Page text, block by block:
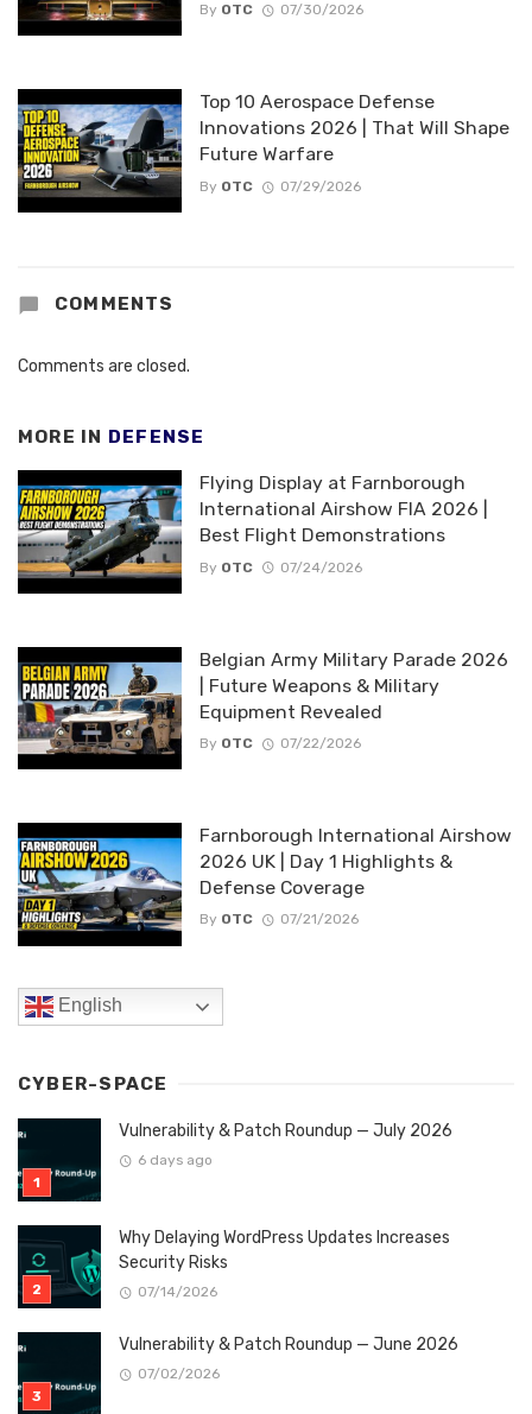
By OTC 07/30/2026
Top 10 Aerospace Defense
Innovations 2026 | That Will Shape
Future Warfare
By OTC 07/29/2026
COMMENTS
Comments are closed.
MORE IN DEFENSE
Flying Display at Farnborough
International Airshow FIA 2026 |
Best Flight Demonstrations
By OTC 07/24/2026
Belgian Army Military Parade 2026
| Future Weapons & Military
Equipment Revealed
By OTC 07/22/2026
Farnborough International Airshow
2026 UK | Day 1 Highlights &
Defense Coverage
By OTC 07/21/2026
English
CYBER-SPACE
Vulnerability & Patch Roundup — July 2026
6 days ago
Why Delaying WordPress Updates Increases
Security Risks
07/14/2026
Vulnerability & Patch Roundup — June 2026
07/02/2026